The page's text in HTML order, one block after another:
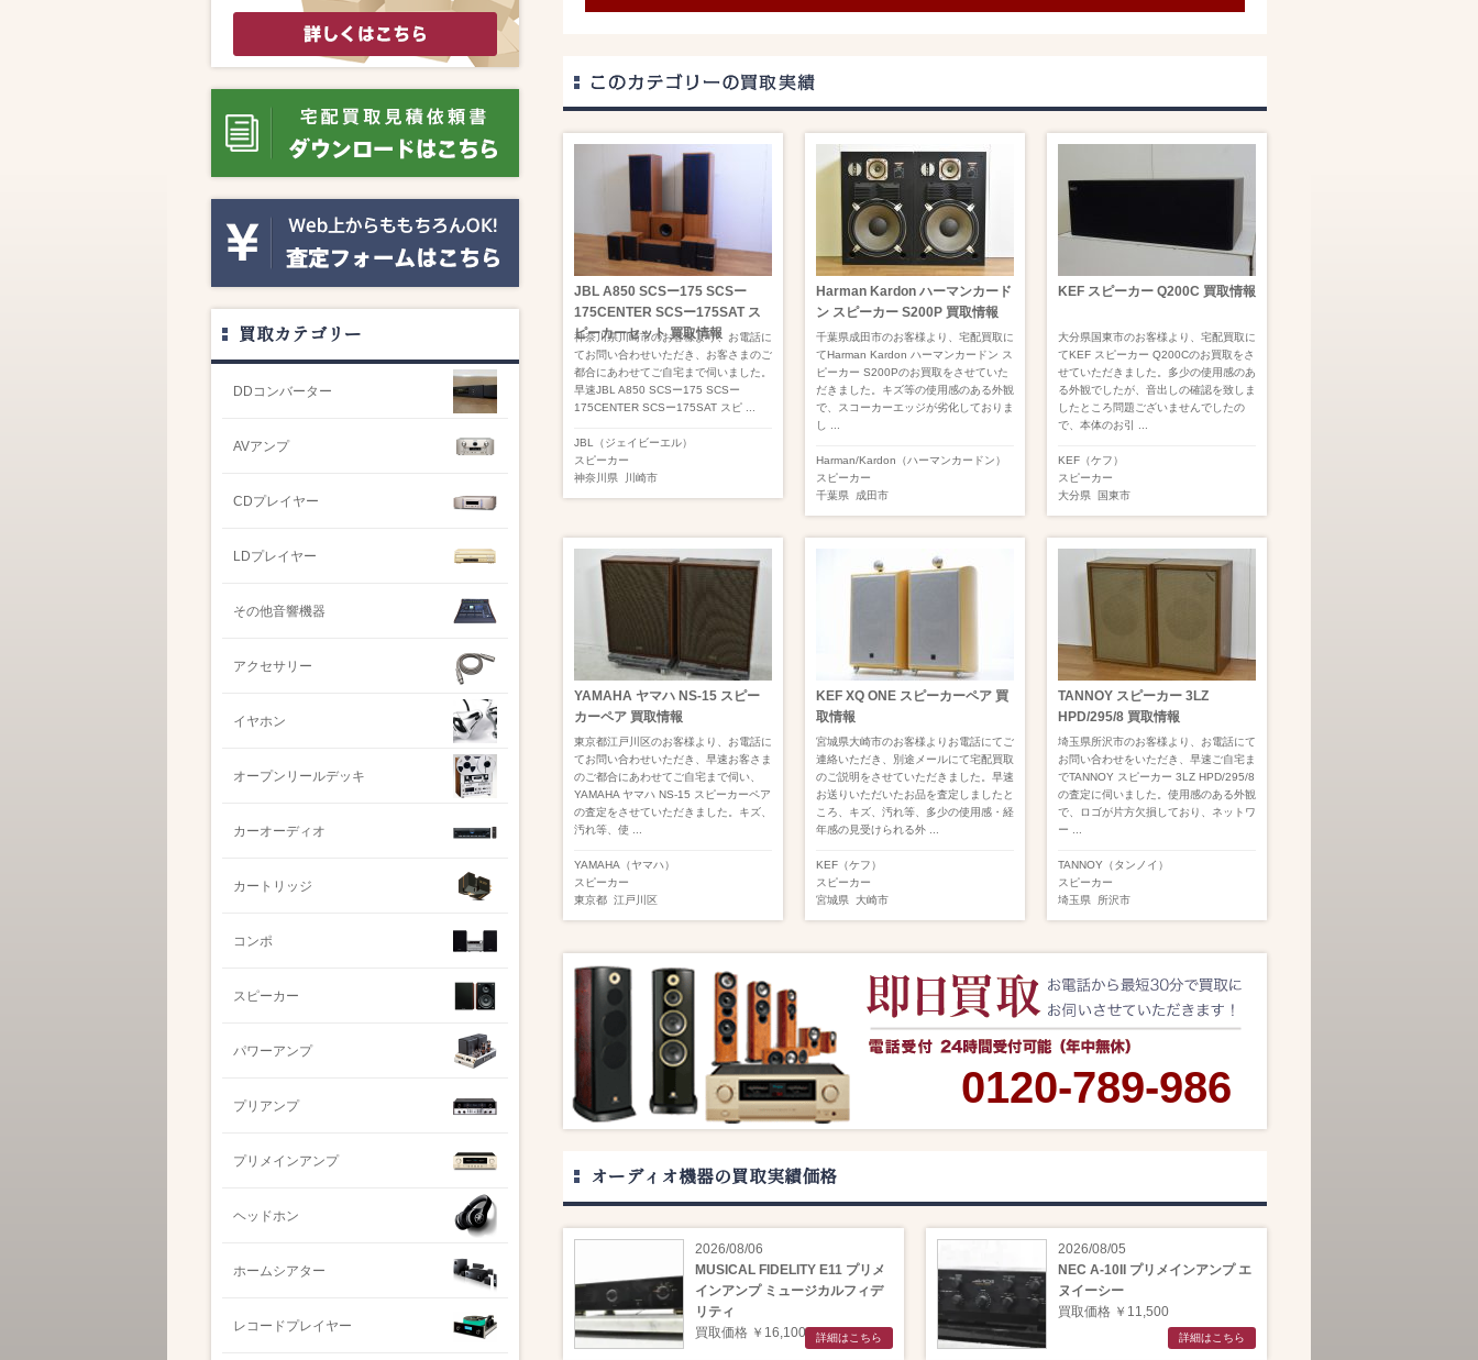
JBL A850 SCSー175 SCSー
175CENTER SCSー175SAT ス
ピーカーセット 買取情報
神奈川県川崎市のお客様より、お電話に
てお問い合わせいただき、お客さまのご
都合にあわせてご自宅まで伺いました。
早速JBL A850 SCSー175 SCSー
175CENTER SCSー175SAT スピ ...
JBL（ジェイビーエル）
スピーカー
神奈川県
川崎市
Harman Kardon ハーマンカード
ン スピーカー S200P 買取情報
千葉県成田市のお客様より、宅配買取に
てHarman Kardon ハーマンカードン ス
ピーカー S200Pのお買取をさせていた
だきました。キズ等の使用感のある外観
で、スコーカーエッジが劣化しておりま
し ...
Harman/Kardon（ハーマンカードン）
スピーカー
千葉県
成田市
KEF スピーカー Q200C 買取情報
大分県国東市のお客様より、宅配買取に
てKEF スピーカー Q200Cのお買取をさ
せていただきました。多少の使用感のあ
る外観でしたが、音出しの確認を致しま
したところ問題ございませんでしたの
で、本体のお引 ...
KEF（ケフ）
スピーカー
大分県
国東市
YAMAHA ヤマハ NS-15 スピー
カーペア 買取情報
東京都江戸川区のお客様より、お電話に
てお問い合わせいただき、早速お客さま
のご都合にあわせてご自宅まで伺い、
YAMAHA ヤマハ NS-15 スピーカーペア
の査定をさせていただきました。キズ、
汚れ等、使 ...
YAMAHA（ヤマハ）
スピーカー
東京都 江戸川区
KEF XQ ONE スピーカーペア 買
取情報
宮城県大崎市のお客様よりお電話にてご
連絡いただき、別途メールにて宅配買取
のご説明をさせていただきました。早速
お送りいただいたお品を査定しましたと
ころ、キズ、汚れ等、多少の使用感・経
年感の見受けられる外 ...
KEF（ケフ）
スピーカー
宮城県
大崎市
TANNOY スピーカー 3LZ
HPD/295/8 買取情報
埼玉県所沢市のお客様より、お電話にて
お問い合わせをいただき、早速ご自宅ま
でTANNOY スピーカー 3LZ HPD/295/8
の査定に伺いました。使用感のある外観
で、ロゴが片方欠損しており、ネットワ
ー ...
TANNOY（タンノイ）
スピーカー
埼玉県
所沢市
0120-789-986
オーディオ機器の買取実績価格
2026/08/06
MUSICAL FIDELITY E11 プリメ
インアンプ ミュージカルフィデ
リティ
買取価格 ￥16,100
詳細はこちら
2026/08/05
NEC A-10II プリメインアンプ エ
ヌイーシー
買取価格 ￥11,500
詳細はこちら
買取カテゴリー
DDコンバーター
AVアンプ
CDプレイヤー
LDプレイヤー
その他音響機器
アクセサリー
イヤホン
オープンリールデッキ
カーオーディオ
カートリッジ
コンポ
スピーカー
パワーアンプ
プリアンプ
プリメインアンプ
ヘッドホン
ホームシアター
レコードプレイヤー